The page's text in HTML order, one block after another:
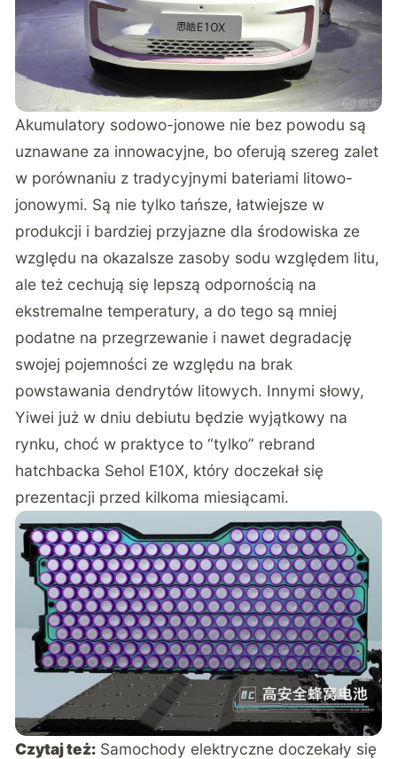
Akumulatory sodowo-jonowe nie bez powodu są
uznawane za innowacyjne, bo oferują szereg zalet
w porównaniu z tradycyjnymi bateriami litowo-
jonowymi. Są nie tylko tańsze, łatwiejsze w
produkcji i bardziej przyjazne dla środowiska ze
względu na okazalsze zasoby sodu względem litu,
ale też cechują się lepszą odpornością na
ekstremalne temperatury, a do tego są mniej
podatne na przegrzewanie i nawet degradację
swojej pojemności ze względu na brak
powstawania dendrytów litowych. Innymi słowy,
Yiwei już w dniu debiutu będzie wyjątkowy na
rynku, choć w praktyce to “tylko” rebrand
hatchbacka Sehol E10X, który doczekał się
prezentacji przed kilkoma miesiącami.
Czytaj też: Samochody elektryczne doczekały się